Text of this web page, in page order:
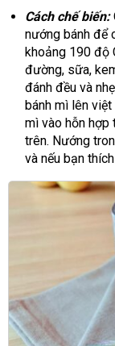
Cách chế biến:
nướng bánh để
khoảng 190 độ
đường, sữa,
đánh đều và
bánh mì lên
mì vào hỗn hợp
trên. Nướng
và nếu bạn